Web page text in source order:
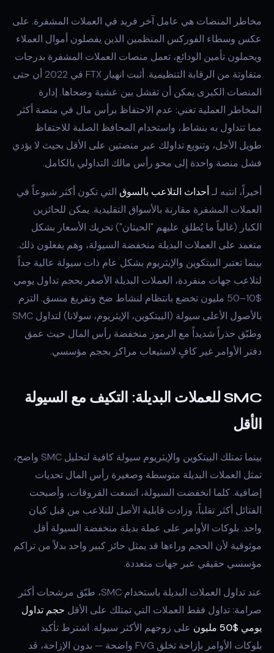
مخاطر المنصات هي عامل آخر فريد في العملات المشفرة. على
عكس وسطاء الفوركس المنظمين الذين يفصلون أموال العملاء
ويحملون تأمين الودائع، تعمل منصات العملات المشفرة بدرجات
متفاوتة من الرقابة التنظيمية. أثبت انهيار FTX في 2022 أن حتى
المنصات الكبرى يمكن أن تفشل بين عشية وضحاها. إدارة
المخاطر العملية تعني: عدم الاحتفاظ برأس مال في منصة أكثر
مما تتداول به بنشاط، واستخدام المحافظ الصلبة للاحتفاظ
طويل الأجل، وتنويع تداولك عبر منصتين على الأقل بحيث لا يؤدي
فشل منصة واحدة إلى محو رأس مالك التداولي بالكامل.
أخيراً، انتبه لـ أحداث التلاعب بالسوق التي تكون أكثر شيوعاً في
العملات المشفرة مقارنة بالأسواق التقليدية. يمكن للحائزين
الكبار (غالباً ما يُطلق عليهم "الحيتان") تحريك الأسعار بشكل
متعمد على العملات البديلة منخفضة السيولة، وهم يفعلون ذلك.
بينما تعتبر البيتكوين والإيثريوم بشكل عام ذات سيولة عالية جداً
لتلاعب جهات منفردة، العملات البديلة الأصغر بحجم تداول يومي
$10–50 مليون تخضع بانتظام لنشاط ضخ وتفريغ منسق. التزم
بالأصول الأعلى سيولة (البيتكوين، الإيثريوم، سولانا) لتداول SMC
وطبّق حذراً شديداً مع الرموز منخفضة رأس المال حيث عمق
دفتر الأوامر غير كافٍ لاستيعاب مراكز بحجم مؤسسي.
SMC للعملات البديلة: التكيف مع السيولة
الأقل
بينما تمتلك البيتكوين والإيثريوم سيولة كافية لتحليل SMC واضح،
تمثل العملات البديلة متوسطة وصغيرة رأس المال تحديات
إضافية. كلما انخفضت السيولة، اتسعت الفروقات، وأصبحت
الفتائل أكثر تقلباً، وزادت قابلية الأصل للتلاعب من قبل كيان
واحد. بلوكات الأوامر على عملة بديلة منخفضة السيولة أقل
موثوقية لأن الحجم وراءها قد يمثل حائز كبير واحد بدلاً من تراكم
مؤسسي حقيقي عبر جهات متعددة.
عند تداول العملات البديلة باستخدام SMC، طبّق مرشحات أكثر
صرامة: تداول فقط العملات التي تمتلك على الأقل حجم تداول
يومي $50 مليون
على زوجهم الأكثر سيولة. اشترط تأكيد
بلوكات الأوامر بإزاحة تخلق FVG واضحة — بدون الإزاحة، قد